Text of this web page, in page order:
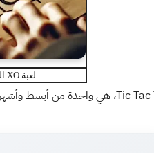
لعبة XO الشهيرة ، أو Tic Tac Toe